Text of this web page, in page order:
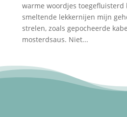
warme woordjes toegefluisterd
smeltende lekkernijen mijn
strelen, zoals gepocheerde
mosterdsaus. Niet...